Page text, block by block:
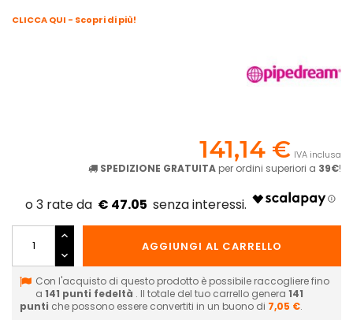
CLICCA QUI - Scopri di più!
141,14 € IVA inclusa
SPEDIZIONE GRATUITA per ordini superiori a 39€!
€ 47.05
AGGIUNGI AL CARRELLO
Con l'acquisto di questo prodotto è possibile raccogliere fino
a 141 punti fedeltà . Il totale del tuo carrello genera 141
punti che possono essere convertiti in un buono di 7,05 €.